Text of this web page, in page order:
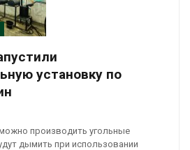
установку по
производить угольные
дымить при использовании